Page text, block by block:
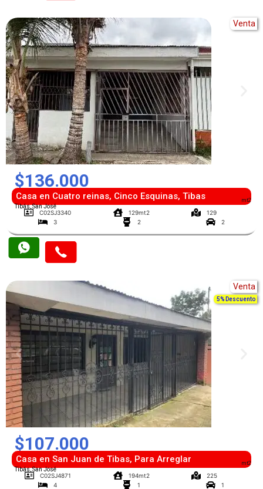
mt2
Venta
$136.000
Casa en Cuatro reinas, Cinco Esquinas, Tibas
Tibás, San José
C02SJ3340 129mt2
129
3
2 2
mt2
Venta
5% Descuento
$107.000
Casa en San Juan de Tibas, Para Arreglar
Tibás, San José
C02SJ4871 194mt2
225
4
1 1